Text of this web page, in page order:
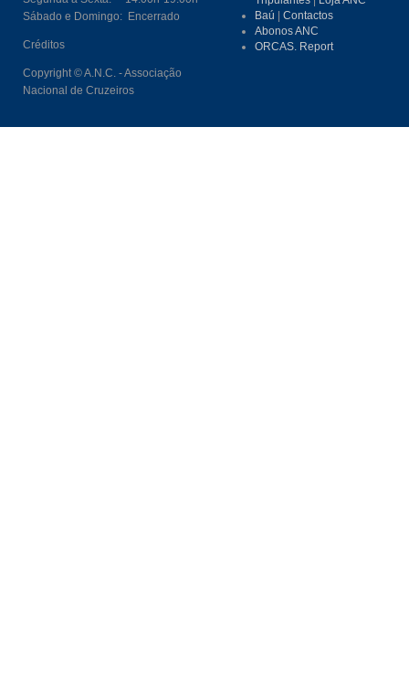
Sábado e Domingo: Encerrado
Créditos
Copyright © A.N.C. - Associação
Nacional de Cruzeiros
Baú |Contactos
Abonos ANC
ORCAS. Report